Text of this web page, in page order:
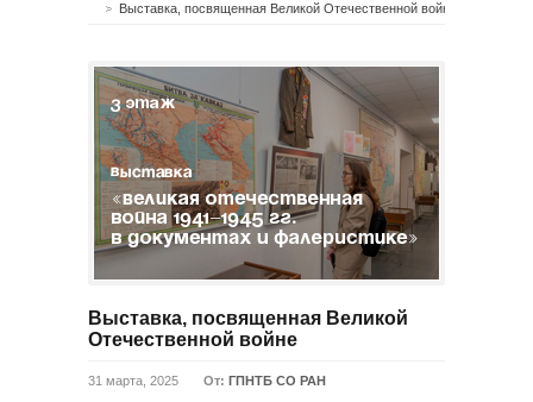
Выставка, посвященная Великой Отечественной войне
Выставка, посвященная Великой
Отечественной войне
31 марта, 2025 От: ГПНТБ СО РАН